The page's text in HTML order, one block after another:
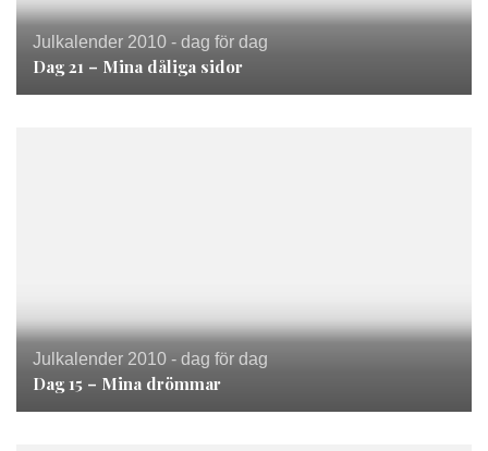
Julkalender 2010 - dag för dag
Dag 21 – Mina dåliga sidor
Julkalender 2010 - dag för dag
Dag 15 – Mina drömmar